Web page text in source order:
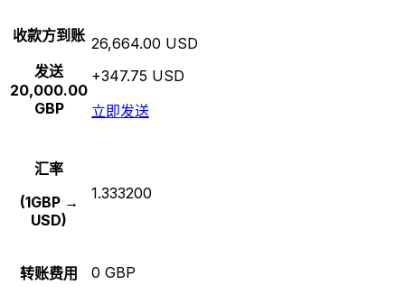
收款方到账
发送
20,000.00
GBP
26,664.00 USD
+347.75 USD
立即发送
汇率
(1GBP →
USD)
1.333200
转账费用 0 GBP